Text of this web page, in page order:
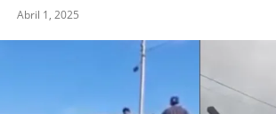
Abril 1, 2025